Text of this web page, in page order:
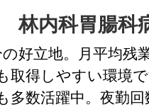
林内科胃腸科
好立地。月平均残
取得しやすい環境
多数活躍中。夜勤